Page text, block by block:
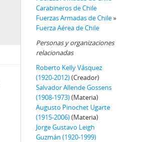
Carabineros de Chile
Fuerzas Armadas de Chile»
Fuerza Aérea de Chile
Personas y organizaciones
relacionadas
Roberto Kelly Vásquez
(1920-2012)(Creador)
Salvador Allende Gossens
(1908-1973)(Materia)
Augusto Pinochet Ugarte
(1915-2006)(Materia)
Jorge Gustavo Leigh
Guzmán (1920-1999)